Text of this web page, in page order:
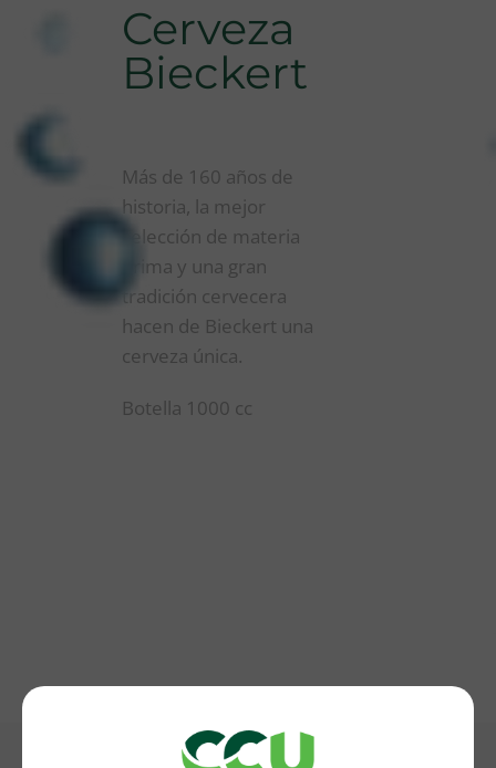
Cerveza
Bieckert
Más de 160 años de
historia, la mejor
selección de materia
prima y una gran
tradición cervecera
hacen de Bieckert una
cerveza única.
Botella 1000 cc